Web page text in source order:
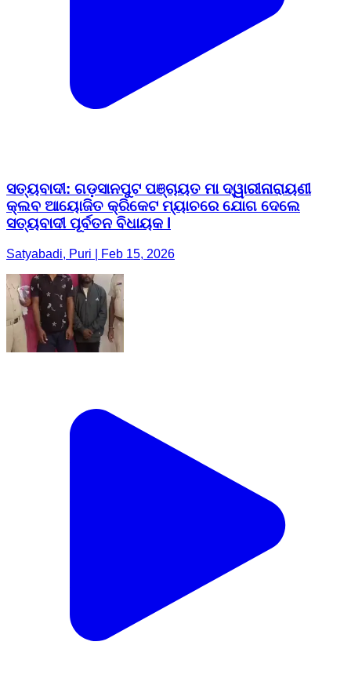
ସତ୍ୟବାଦୀ: ଗଡ଼ସାନପୁଟ ପଞ୍ଚାୟତ ମା ଦ୍ୱାରୀନାରାୟଣୀ
କ୍ଲବ ଆୟୋଜିତ କ୍ରିକେଟ ମ୍ୟାଚରେ ଯୋଗ ଦେଲେ
ସତ୍ୟବାଦୀ ପୂର୍ବତନ ବିଧାୟକ l
Satyabadi, Puri | Feb 15, 2026